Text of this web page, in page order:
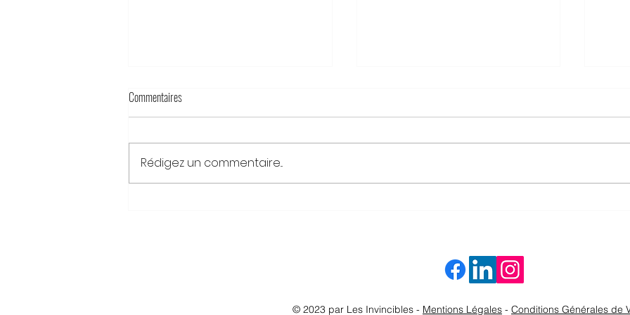
Commentaires
Rédigez un commentaire...
© 2023 par Les Invincibles - Mentions Légales - Conditions Générales de